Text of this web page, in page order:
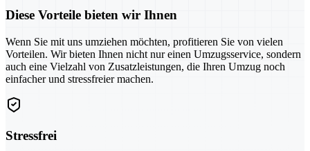
Diese Vorteile bieten wir Ihnen
Wenn Sie mit uns umziehen möchten, profitieren Sie von vielen
Vorteilen. Wir bieten Ihnen nicht nur einen Umzugsservice, sondern
auch eine Vielzahl von Zusatzleistungen, die Ihren Umzug noch
einfacher und stressfreier machen.
Stressfrei